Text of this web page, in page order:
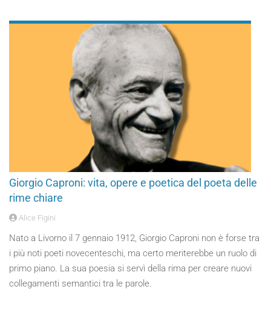
Giorgio Caproni: vita, opere e poetica del poeta delle
rime chiare
Alice Figini
Nato a Livorno il 7 gennaio 1912, Giorgio Caproni non è forse tra
i più noti poeti novecenteschi, ma certo meriterebbe un ruolo di
primo piano. La sua poesia si servì della rima per creare nuovi
collegamenti semantici tra le parole.